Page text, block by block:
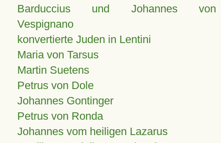
Barduccius und Johannes von
Vespignano
konvertierte Juden in Lentini
Maria von Tarsus
Martin Suetens
Petrus von Dole
Johannes Gontinger
Petrus von Ronda
Johannes vom heiligen Lazarus